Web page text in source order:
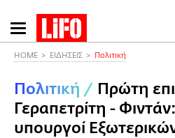
Παράκαμψη
προς
περιεχόμενο
HOME ΕΙΔΗΣΕΙΣ Πολιτική
Πολιτική / Πρώτη
Γεραπετρίτη -
υπουργοί